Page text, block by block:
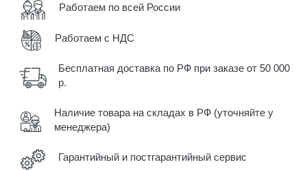
Работаем по всей России
Работаем с НДС
Бесплатная доставка по РФ при заказе от 50 000
р.
Наличие товара на складах в РФ (уточняйте у
менеджера)
Гарантийный и постгарантийный сервис